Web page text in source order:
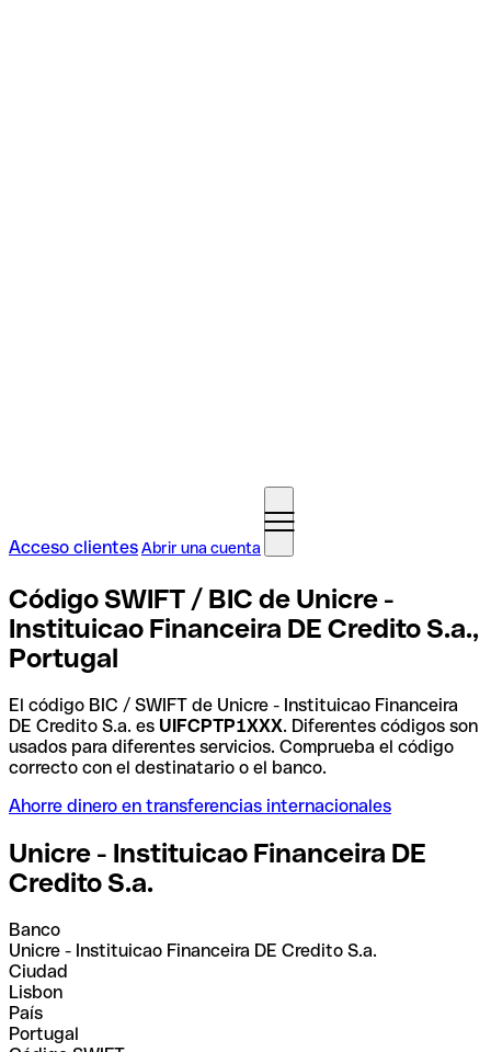
Acceso clientesAbrir una cuenta
Código SWIFT / BIC de Unicre -
Instituicao Financeira DE Credito S.a.,
Portugal
El código BIC / SWIFT de Unicre - Instituicao Financeira
DE Credito S.a. es UIFCPTP1XXX. Diferentes códigos son
usados para diferentes servicios. Comprueba el código
correcto con el destinatario o el banco.
Ahorre dinero en transferencias internacionales
Unicre - Instituicao Financeira DE
Credito S.a.
Banco
Unicre - Instituicao Financeira DE Credito S.a.
Ciudad
Lisbon
País
Portugal